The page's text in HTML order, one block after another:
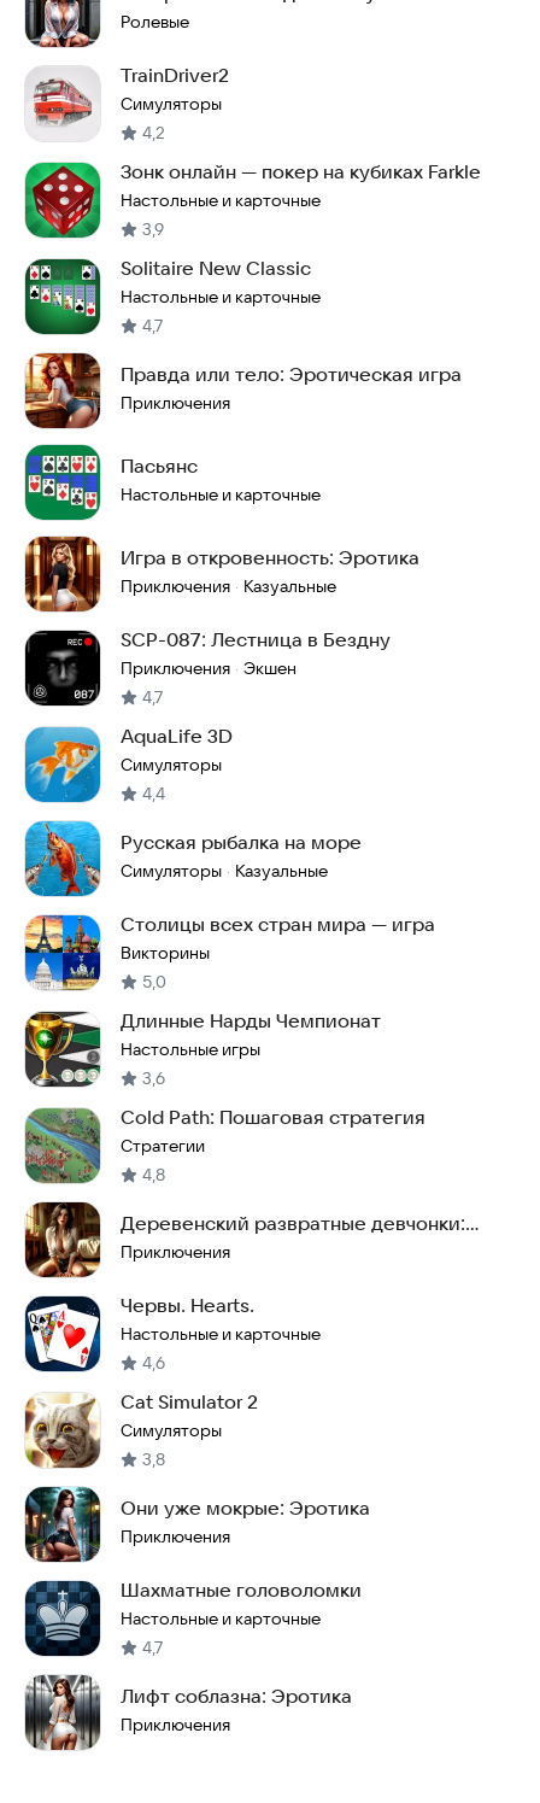
Ролевые
TrainDriver2
Симуляторы
4,2
Зонк онлайн — покер на кубиках Farkle
Настольные и карточные
3,9
Solitaire New Classic
Настольные и карточные
4,7
Правда или тело: Эротическая игра
Приключения
Пасьянс
Настольные и карточные
Игра в откровенность: Эротика
Приключения · Казуальные
SCP-087: Лестница в Бездну
Приключения · Экшен
4,7
AquaLife 3D
Симуляторы
4,4
Русская рыбалка на море
Симуляторы · Казуальные
Столицы всех стран мира — игра
Викторины
5,0
Длинные Нарды Чемпионат
Настольные игры
3,6
Cold Path: Пошаговая стратегия
Стратегии
4,8
Деревенский развратные девчонки:
Эротика
Приключения
Червы. Hearts.
Настольные и карточные
4,6
Cat Simulator 2
Симуляторы
3,8
Они уже мокрые: Эротика
Приключения
Шахматные головоломки
Настольные и карточные
4,7
Лифт соблазна: Эротика
Приключения